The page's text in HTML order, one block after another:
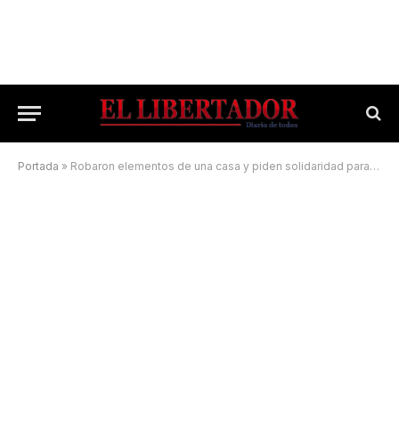
Portada » Robaron elementos de una casa y piden solidaridad para que los devuelvan